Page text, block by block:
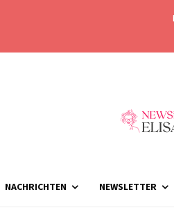
NACHRICHTEN NEWSLETTER